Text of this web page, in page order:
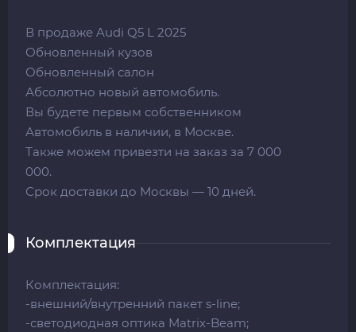
В продаже Audi Q5 L 2025
Обновленный кузов
Обновленный салон
Абсолютно новый автомобиль.
Вы будете первым собственником
Автомобиль в наличии, в Москве.
Также можем привезти на заказ за 7 000
000.
Срок доставки до Москвы — 10 дней.
Комплектация
Комплектация:
-внешний/внутренний пакет s-line;
-светодиодная оптика Matrix-Beam;